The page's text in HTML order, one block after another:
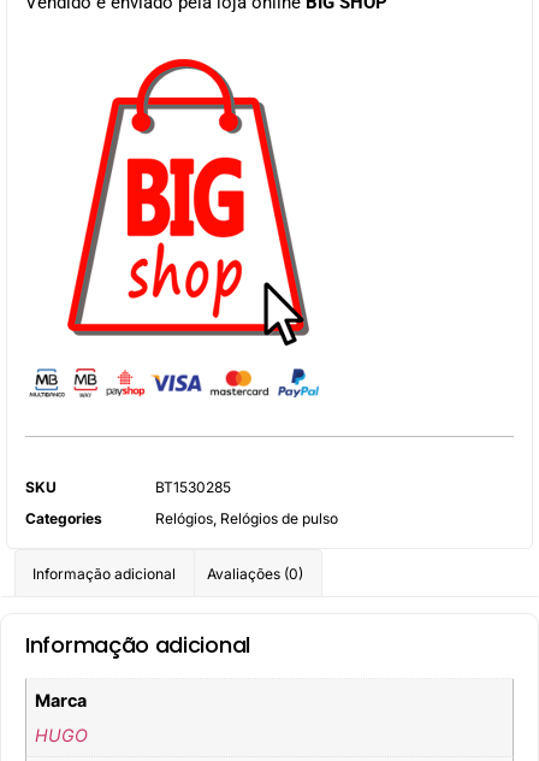
SKU
BT1530285
Categories
Relógios, Relógios de pulso
Informação adicional Avaliações (0)
Informação adicional
Marca
HUGO